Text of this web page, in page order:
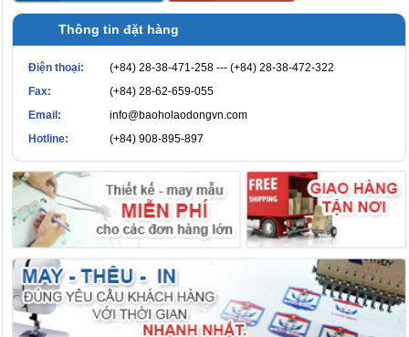
Thông tin đặt hàng
Điện thoại:
(+84) 28-38-471-258 --- (+84) 28-38-472-322
Fax:
(+84) 28-62-659-055
Email:
info@baoholaodongvn.com
Hotline:
(+84) 908-895-897